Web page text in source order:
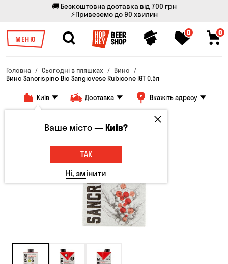
🚚 Безкоштовна доставка від 700 грн
⚡Привеземо до 90 хвилин
МЕНЮ
0 0
Головна Сьогодні в пляшках
Вино
Вино Sancrispino Bio Sangiovese Rubicone IGT 0.5л
Київ Доставка Вкажіть адресу
Ваше місто —Київ?
ТАК
Ні, змінити